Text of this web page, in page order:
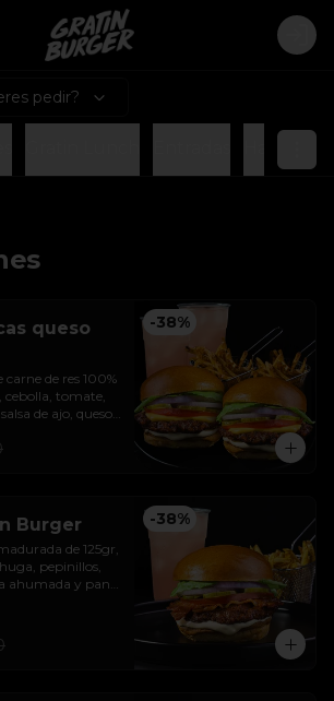
pedir?
-38%
queso
de res 100%
cebolla, tomate,
de ajo, queso
dos bebida de la
-38%
Burger
de 125gr,
pepinillos,
ahumada y pan